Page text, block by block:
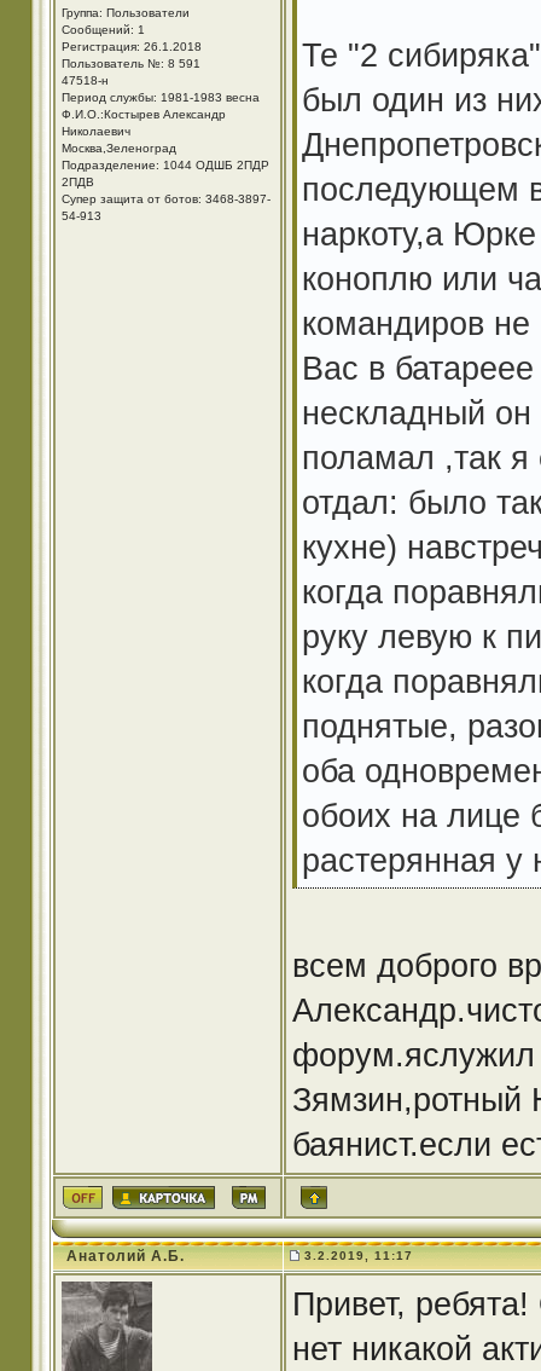
Группа: Пользователи
Сообщений: 1
Регистрация: 26.1.2018
Пользователь №: 8 591
47518-н
Период службы: 1981-1983 весна
Ф.И.О.:Костырев Александр
Николаевич
Москва,Зеленоград
Подразделение: 1044 ОДШБ 2ПДР
2ПДВ
Супер защита от ботов: 3468-3897-
54-913
Те "2
был один из
последующем
наркоту,а
коноплю или
командиров
Вас в
нескладный
поламал ,так
отдал: было
кухне)
когда
руку левую к
когда
поднятые,
оба
обоих на лице
растерянная у
всем доброго
форум.яслужил
Зямзин,ротный
баянист.если
Анатолий А.Б. 3.2.2019, 11:17
Привет,
нет никакой